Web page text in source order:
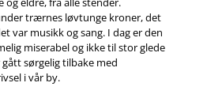
trærnes løvtunge kroner, det
var musikk og sang. I dag er den
miserabel og ikke til stor glede
sørgelig tilbake med
i vår by.